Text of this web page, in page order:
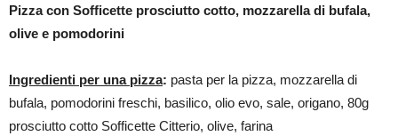
Pizza con Sofficette prosciutto cotto, mozzarella di bufala,
olive e pomodorini
Ingredienti per una pizza: pasta per la pizza, mozzarella di
bufala, pomodorini freschi, basilico, olio evo, sale, origano, 80g
prosciutto cotto Sofficette Citterio, olive, farina